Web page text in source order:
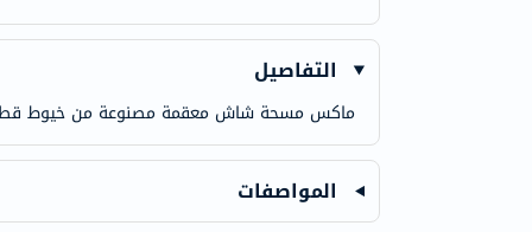
التفاصيل
ماكس مسحة شاش معقمة مصنوعة من خيوط قطنية
المواصفات